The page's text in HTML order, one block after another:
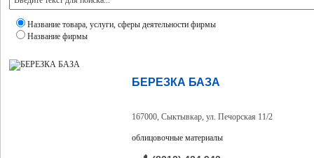
Название товара, услуги, сферы деятельности фирмы
Название фирмы
БЕРЕЗКА БАЗА
167000, Сыктывкар, ул. Печорская 11/2
облицовочные материалы